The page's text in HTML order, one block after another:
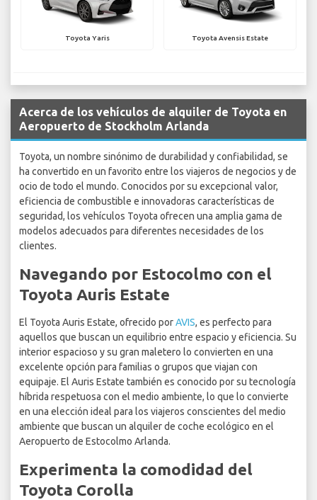
Toyota Yaris Toyota Avensis Estate
Acerca de los vehículos de alquiler de Toyota en
Aeropuerto de Stockholm Arlanda
Toyota, un nombre sinónimo de durabilidad y confiabilidad, se
ha convertido en un favorito entre los viajeros de negocios y de
ocio de todo el mundo. Conocidos por su excepcional valor,
eficiencia de combustible e innovadoras características de
seguridad, los vehículos Toyota ofrecen una amplia gama de
modelos adecuados para diferentes necesidades de los
clientes.
Navegando por Estocolmo con el
Toyota Auris Estate
El Toyota Auris Estate, ofrecido porAVIS, es perfecto para
aquellos que buscan un equilibrio entre espacio y eficiencia. Su
interior espacioso y su gran maletero lo convierten en una
excelente opción para familias o grupos que viajan con
equipaje. El Auris Estate también es conocido por su tecnología
híbrida respetuosa con el medio ambiente, lo que lo convierte
en una elección ideal para los viajeros conscientes del medio
ambiente que buscan un alquiler de coche ecológico en el
Aeropuerto de Estocolmo Arlanda.
Experimenta la comodidad del
Toyota Corolla